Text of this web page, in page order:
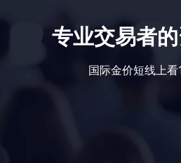
专业交易者
国际金价短线上